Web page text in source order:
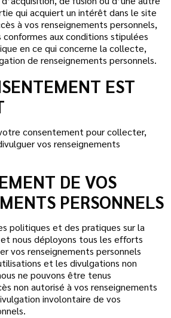
qui acquiert un intérêt dans le site
à vos renseignements personnels,
aux conditions stipulées
en ce qui concerne la collecte,
de renseignements personnels.
EST
consentement pour collecter,
vos renseignements
DE VOS
PERSONNELS
politiques et des pratiques sur la
nous déployons tous les efforts
vos renseignements personnels
et les divulgations non
ne pouvons être tenus
non autorisé à vos renseignements
involontaire de vos